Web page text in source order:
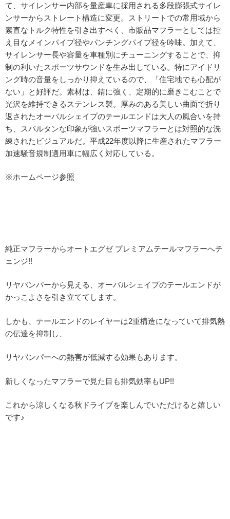
て、サイレンサー内部を量産車に採用される多段膨張式サイレ
ンサーからストレート構造に変更。ストリートでの常用域から
素直なトルク特性を引き出すべく、市販品マフラーとしては控
え目なメインパイプ径やパンチングパイプ径を吟味。加えて、
サイレンサー長や容量を車種別にチューニングすることで、抑
制の利いたスポーツサウンドを生み出している。特にアイドリ
ング時の音量をしっかり抑えているので、「住宅地でも心配が
ない」と好評だ。素材は、錆に強く、定期的に磨きこむことで
光沢を維持できるステンレス製。厚みのある美しい曲面で折り
返されたオーバルシェイプのテールエンドは大人の風合いを持
ち、スパルタンな印象が強いスポーツマフラーとは対照的な洗
練されたビジュアルだ。平成22年度以降に生産されたマフラー
加速騒音規制適用車に幅広く対応している。
※ホームページ参照
純正マフラーからオートエグゼ プレミアムテールマフラーへチ
ェンジ!!
リヤバンパーから見える、オーバルシェイプのテールエンドが
かっこよさを引き立ててします。
しかも、テールエンドのレイヤーは2重構造になっていて排気熱
の伝達を抑制し、
リヤバンパーへの熱害が低減する効果もあります。
新しくなったマフラーで見た目も排気効率もUP!!
これから涼しくなる秋ドライブを楽しんでいただけると嬉しい
です♪